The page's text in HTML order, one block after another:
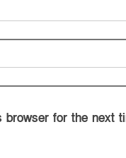
for the next